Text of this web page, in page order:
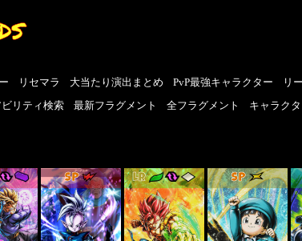
リセマラ 大当たり演出まとめ PvP最強キャラクター
リ
リティ検索 最新フラグメント 全フラグメント
キャラク
SP LR SP